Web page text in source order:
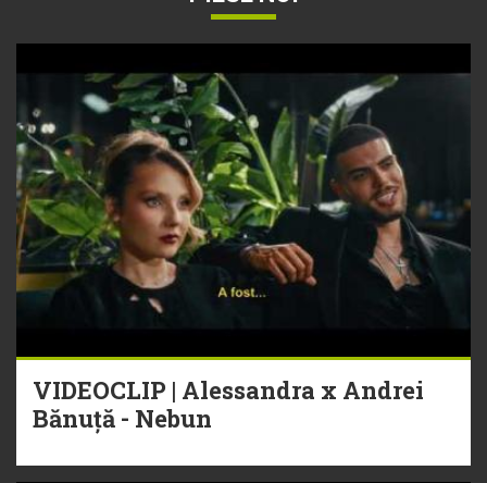
VIDEOCLIP | Alessandra x Andrei
Bănuță - Nebun